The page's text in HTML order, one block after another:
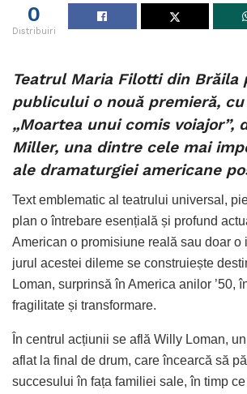
0
Distribuiri
Teatrul Maria Filotti din Brăila
publicului o nouă premieră,
„Moartea unui comis voiajor”,
Miller, una dintre cele mai
ale dramaturgiei americane
Text emblematic al teatrului universal,
plan o întrebare esențială și profund
American o promisiune reală sau doar o
jurul acestei dileme se construiește
Loman, surprinsă în America anilor ’50,
fragilitate și transformare.
În centrul acțiunii se află Willy Loman,
aflat la final de drum, care încearcă să
succesului în fața familiei sale, în timp